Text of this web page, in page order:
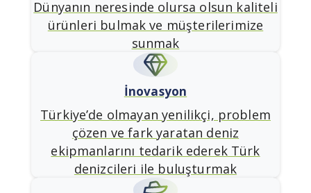
Dünyanın neresinde olursa olsun kaliteli
ürünleri bulmak ve müşterilerimize
sunmak
İnovasyon
Türkiye’de olmayan yenilikçi, problem
çözen ve fark yaratan deniz
ekipmanlarını tedarik ederek Türk
denizcileri ile buluşturmak